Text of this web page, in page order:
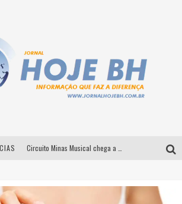
Simone celebra a força feminina e sua trajetória histórica na MPB em novo show “Que mulher é essa!?” em Belo Horizonte